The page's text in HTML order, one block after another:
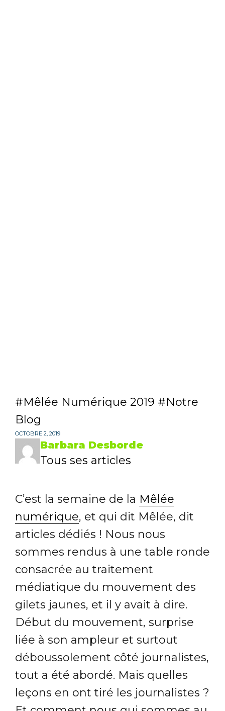
Mêlée Numérique 2019
Notre
Blog
OCTOBRE 2, 2019
Barbara Desborde
Tous ses articles
C’est la semaine de la Mêlée
numérique, et qui dit Mêlée, dit
articles dédiés ! Nous nous
sommes rendus à une table ronde
consacrée au traitement
médiatique du mouvement des
gilets jaunes, et il y avait à dire.
Début du mouvement, surprise
liée à son ampleur et surtout
déboussolement côté journalistes,
tout a été abordé. Mais quelles
leçons en ont tiré les journalistes ?